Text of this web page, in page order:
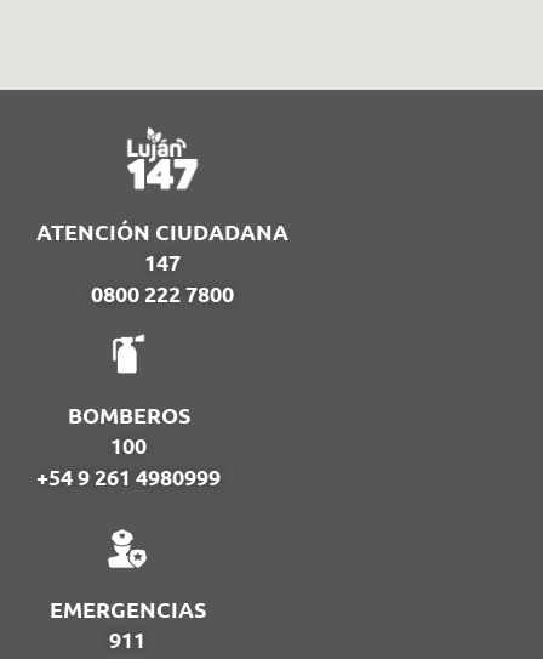
ATENCIÓN CIUDADANA
147
0800 222 7800
BOMBEROS
100
+54 9 261 4980999
EMERGENCIAS
911